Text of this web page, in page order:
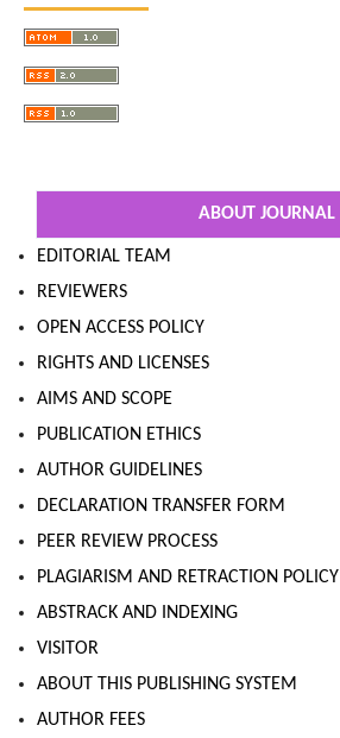
ABOUT JOURNAL
EDITORIAL TEAM
REVIEWERS
OPEN ACCESS POLICY
RIGHTS AND LICENSES
AIMS AND SCOPE
PUBLICATION ETHICS
AUTHOR GUIDELINES
DECLARATION TRANSFER FORM
PEER REVIEW PROCESS
PLAGIARISM AND RETRACTION POLICY
ABSTRACK AND INDEXING
VISITOR
ABOUT THIS PUBLISHING SYSTEM
AUTHOR FEES